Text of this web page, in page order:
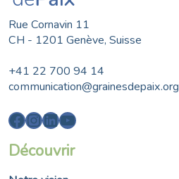
Rue Cornavin 11
CH - 1201 Genève, Suisse
+41 22 700 94 14
communication@grainesdepaix.org
Facebook
Instagram
LinkedIn
YouTube
Découvrir